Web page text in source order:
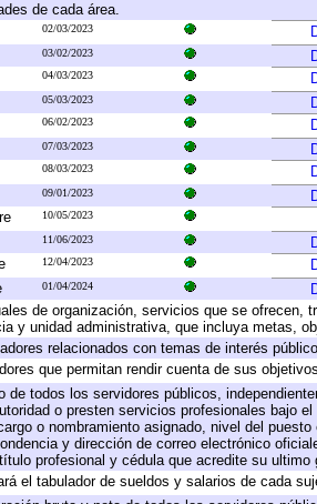
de cada área.
02/03/2023
03/02/2023
04/03/2023
05/03/2023
06/02/2023
07/03/2023
08/03/2023
09/01/2023
10/05/2023
11/06/2023
12/04/2023
01/04/2024
de organización, servicios que se
y unidad administrativa, que incluya metas,
relacionados con temas de interés
que permitan rendir cuenta de sus
de todos los servidores públicos,
o presten servicios profesionales bajo
o nombramiento asignado, nivel del
y dirección de correo electrónico
profesional y cédula que acredite su ultimo
el tabulador de sueldos y salarios de cada